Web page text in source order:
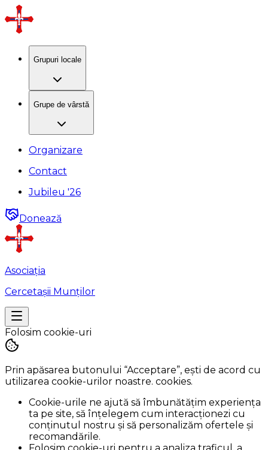
Grupuri locale
Grupe de vârstă
Organizare
Contact
Jubileu '26
Donează
Asociația
Cercetașii Munților
Folosim cookie-uri
Prin apăsarea butonului “Acceptare”, ești de acord cu
utilizarea cookie-urilor noastre. cookies.
Cookie-urile ne ajută să îmbunătățim experiența
ta pe site, să înțelegem cum interacționezi cu
conținutul nostru și să personalizăm ofertele și
recomandările.